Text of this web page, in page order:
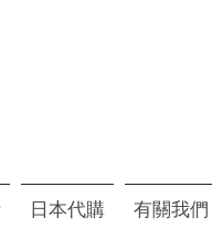
日本代購 有關我們